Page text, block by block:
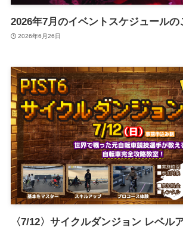
2026年7月のイベントスケジュールの
2026年6月26日
〈7/12〉サイクルダンジョン レベル